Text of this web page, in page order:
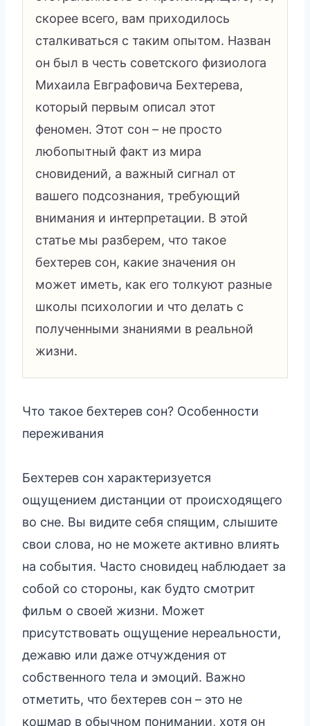
скорее всего, вам приходилось
сталкиваться с таким опытом. Назван
он был в честь советского физиолога
Михаила Евграфовича Бехтерева,
который первым описал этот
феномен. Этот сон – не просто
любопытный факт из мира
сновидений, а важный сигнал от
вашего подсознания, требующий
внимания и интерпретации. В этой
статье мы разберем, что такое
бехтерев сон, какие значения он
может иметь, как его толкуют разные
школы психологии и что делать с
полученными знаниями в реальной
жизни.
Что такое бехтерев сон? Особенности
переживания
Бехтерев сон характеризуется
ощущением дистанции от происходящего
во сне. Вы видите себя спящим, слышите
свои слова, но не можете активно влиять
на события. Часто сновидец наблюдает за
собой со стороны, как будто смотрит
фильм о своей жизни. Может
присутствовать ощущение нереальности,
дежавю или даже отчуждения от
собственного тела и эмоций. Важно
отметить, что бехтерев сон – это не
кошмар в обычном понимании, хотя он